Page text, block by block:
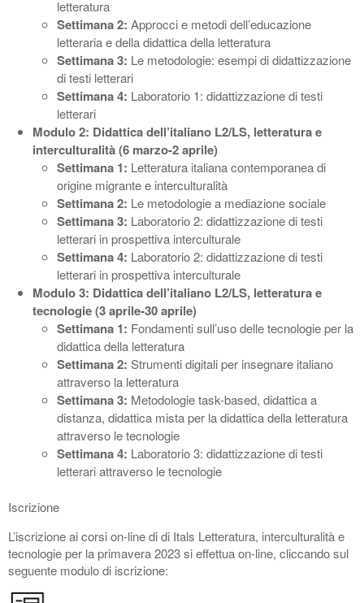
letteratura
Settimana 2: Approcci e metodi dell’educazione
letteraria e della didattica della letteratura
Settimana 3: Le metodologie: esempi di didattizzazione
di testi letterari
Settimana 4: Laboratorio 1: didattizzazione di testi
letterari
Modulo 2: Didattica dell’italiano L2/LS, letteratura e
interculturalità (6 marzo-2 aprile)
Settimana 1: Letteratura italiana contemporanea di
origine migrante e interculturalità
Settimana 2: Le metodologie a mediazione sociale
Settimana 3: Laboratorio 2: didattizzazione di testi
letterari in prospettiva interculturale
Settimana 4: Laboratorio 2: didattizzazione di testi
letterari in prospettiva interculturale
Modulo 3: Didattica dell’italiano L2/LS, letteratura e
tecnologie (3 aprile-30 aprile)
Settimana 1: Fondamenti sull’uso delle tecnologie per la
didattica della letteratura
Settimana 2: Strumenti digitali per insegnare italiano
attraverso la letteratura
Settimana 3: Metodologie task-based, didattica a
distanza, didattica mista per la didattica della letteratura
attraverso le tecnologie
Settimana 4: Laboratorio 3: didattizzazione di testi
letterari attraverso le tecnologie
Iscrizione
L’iscrizione ai corsi on-line di di Itals Letteratura, interculturalità e
tecnologie per la primavera 2023 si effettua on-line, cliccando sul
seguente modulo di iscrizione: